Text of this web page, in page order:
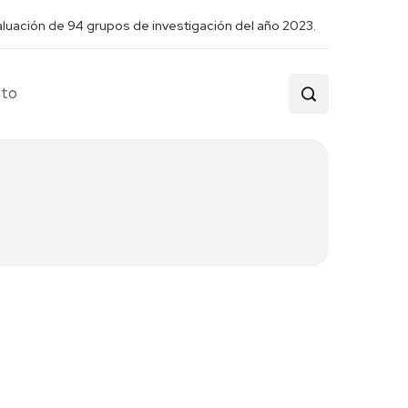
de 94 grupos de investigación del año 2023.